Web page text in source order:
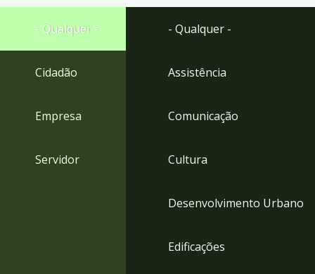
Ir
rodapé
- Qualquer -
Cidadão
Empresa
Servidor
- Qualquer -
Assistência
Comunicação
Cultura
Desenvolvimento Urbano
Edificações